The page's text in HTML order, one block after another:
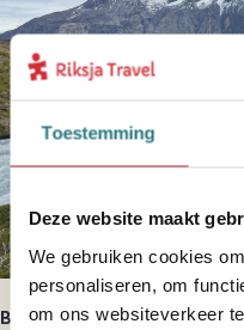
Toestemming
Deze website maakt
We gebruiken cookies
personaliseren, om
om ons websiteverkeer
Bestemmingsexpert Chili,